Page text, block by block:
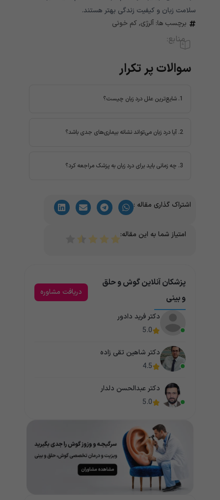
سلامت زبان و کیفیت زندگی بهتر هستند.
برچسب ها: آلرژی, کم خونی
منابع:
سوالات پر تکرار
1. شایع‌ترین علل درد زبان چیست؟
تحریکات فیزیکی از شایع‌ترین علل هستند.
2. آیا درد زبان می‌تواند نشانه بیماری‌های جدی باشد؟
بیماری‌های گوارشی یا عصبی مرتبط باشد.
3. چه زمانی باید برای درد زبان به پزشک مراجعه کرد؟
ضروری است.
اشتراک گذاری مقاله :
امتیاز شما به این مقاله:
پزشکان آنلاین گوش و حلق
و بینی
دریافت مشاوره
دکتر فرید دادور
5.0
دکتر شاهین تقی زاده
4.5
دکتر عبدالحسن دلدار
5.0